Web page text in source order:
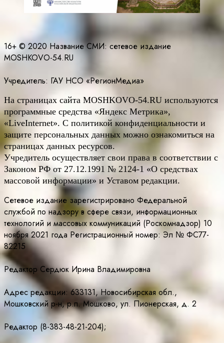
16+ © 2020 Название СМИ: cетевое издание
MOSHKOVO-54.RU
Учредитель: ГАУ НСО «РегионМедиа»
На страницах сайта MOSHKOVO-54.RU используются
программные средства «Яндекс Метрика»,
«LiveInternet». С политикой конфиденциальности и
защите персональных данных можно ознакомиться на
страницах данных ресурсов.
Учредитель осуществляет свои права в соответствии с
Законом РФ от 27.12.1991 № 2124-1 «О средствах
массовой информации» и Уставом редакции.
Сетевое издание зарегистрировано Федеральной
службой по надзору в сфере связи, информационных
технологий и массовых коммуникаций (Роскомнадзор) 10
ноября 2021 года Регистрационный номер: Эл № ФС77-
82215
Редактор Сердюк Ирина Владимировна
Адрес редакции: 633131, Новосибирская обл.,
Мошковский р-н, р.п. Мошково, ул. Пионерская, д. 2
Редактор (8-383-48-21-204);